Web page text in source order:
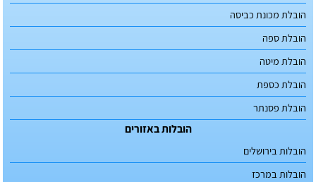
הובלת מכונת כביסה
הובלת ספה
הובלת מיטה
הובלת כספת
הובלת פסנתר
הובלות באזורים
הובלות בירושלים
הובלות במרכז